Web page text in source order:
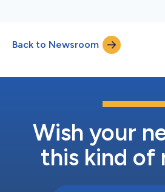
Back to Newsroom
Wish your
this kind of